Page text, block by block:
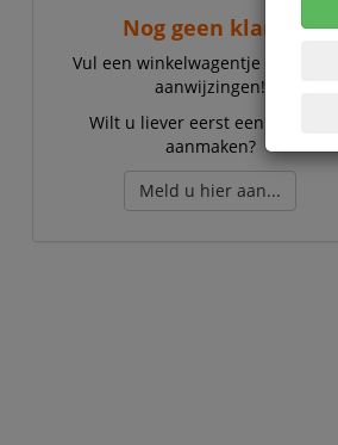
Nog geen klant?
Vul een winkelwagentje en volg de
aanwijzingen!
Wilt u liever eerst een account
aanmaken?
Meld u hier aan...